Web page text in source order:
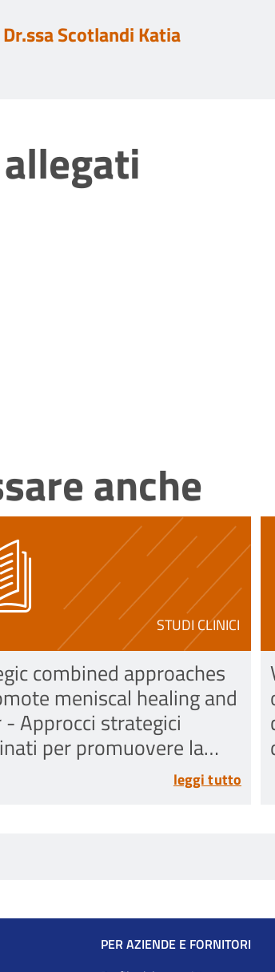
Dr.ssa Scotlandi Katia
anche
STUDI CLINICI
combined approaches
meniscal healing and
- Approcci strategici
per promuovere la
e la riparazione del
leggi tutto
PER AZIENDE E FORNITORI